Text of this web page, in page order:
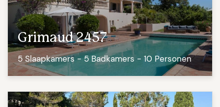
Grimaud 2457
5 Slaapkamers - 5 Badkamers - 10 Personen